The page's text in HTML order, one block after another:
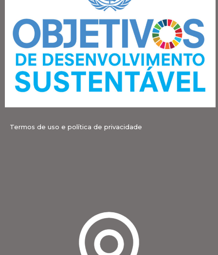
Termos de uso e política de privacidade